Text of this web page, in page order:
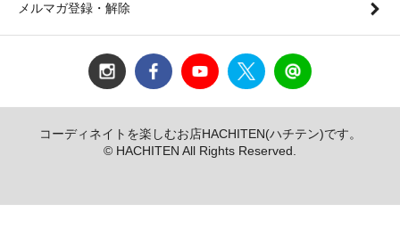
メルマガ登録・解除
コーディネイトを楽しむお店HACHITEN(ハチテン)です。
© HACHITEN All Rights Reserved.